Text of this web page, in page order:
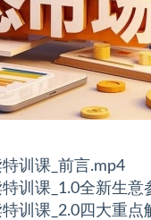
训课_前言.mp4
训课_1.0全新生意
训课_2.0四大重点